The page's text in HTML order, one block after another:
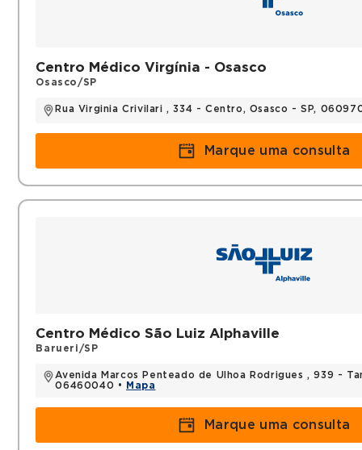
Títulos
Mestre em andrologia pela UNIFESP
Centro Médico Virgínia - Osasco
Osasco/SP
Rua Virginia Crivilari , 334 - Centro, Osasco - SP,
Marque uma consulta
Centro Médico São Luiz Alphaville
Barueri/SP
Avenida Marcos Penteado de Ulhoa Rodrigues , 939 -
06460040 •
Mapa
Marque uma consulta